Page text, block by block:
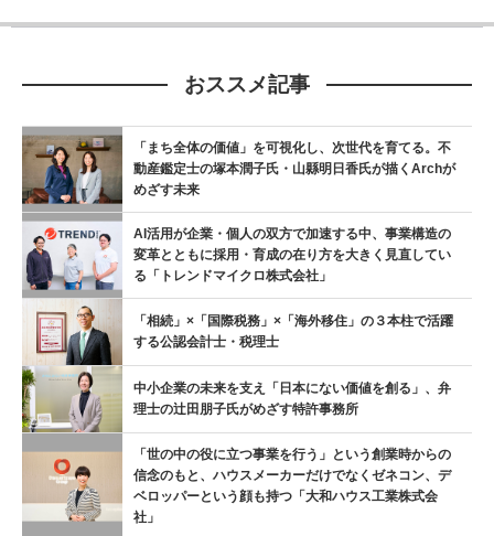
おススメ記事
「まち全体の価値」を可視化し、次世代を育てる。不
動産鑑定士の塚本潤子氏・山縣明日香氏が描くArchが
めざす未来
AI活用が企業・個人の双方で加速する中、事業構造の
変革とともに採用・育成の在り方を大きく見直してい
る「トレンドマイクロ株式会社」
「相続」×「国際税務」×「海外移住」の３本柱で活躍
する公認会計士・税理士
中小企業の未来を支え「日本にない価値を創る」、弁
理士の辻󠄀田朋子氏がめざす特許事務所
「世の中の役に立つ事業を行う」という創業時からの
信念のもと、ハウスメーカーだけでなくゼネコン、デ
ベロッパーという顔も持つ「大和ハウス工業株式会
社」